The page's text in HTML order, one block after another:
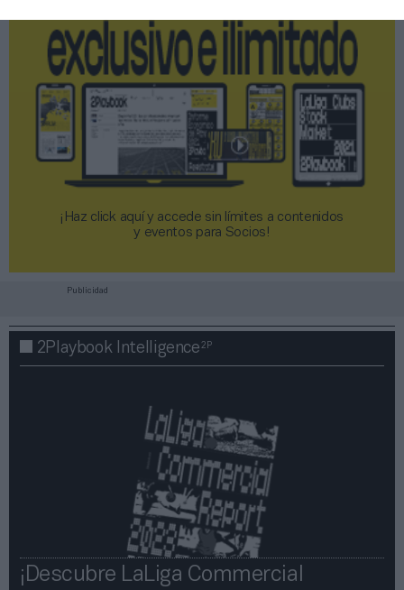
¡Haz click aquí y accede sin límites a contenidos
y eventos para Socios!​​​​​​​
Publicidad
2Playbook Intelligence2P
¡Descubre LaLiga Commercial